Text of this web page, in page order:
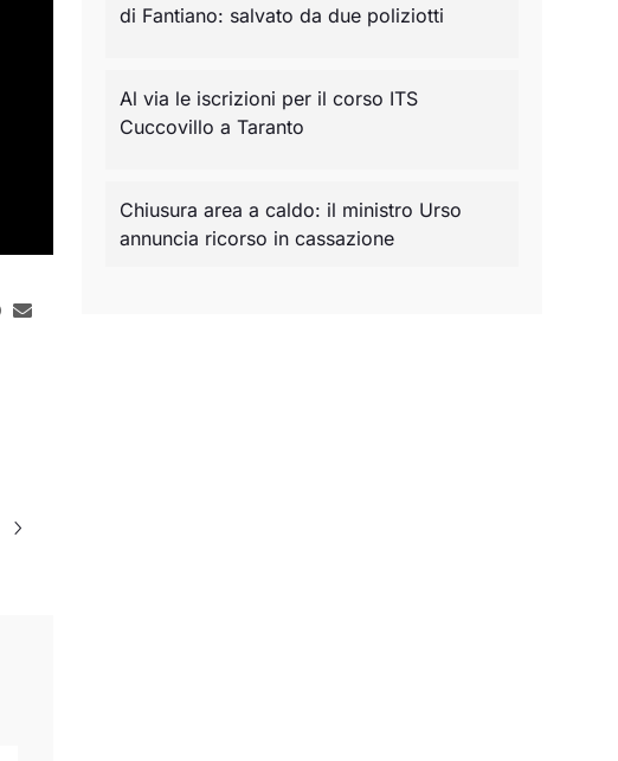
di Fantiano: salvato da due poliziotti
Al via le iscrizioni per il corso ITS
Cuccovillo a Taranto
Chiusura area a caldo: il ministro Urso
annuncia ricorso in cassazione